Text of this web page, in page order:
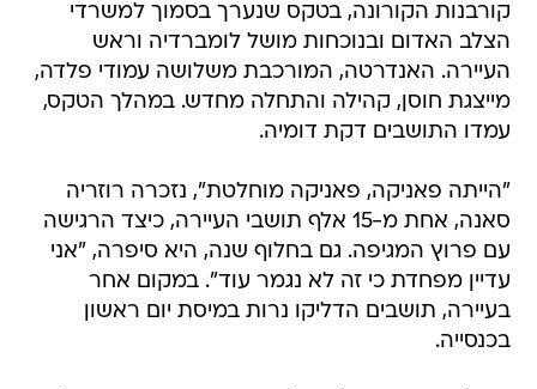
קורבנות הקורונה, בטקס שנערך בסמוך למשרדי
הצלב האדום ובנוכחות מושל לומברדיה וראש
העיירה. האנדרטה, המורכבת משלושה עמודי פלדה,
מייצגת חוסן, קהילה והתחלה מחדש. במהלך הטקס,
עמדו התושבים דקת דומיה.
"הייתה פאניקה, פאניקה מוחלטת", נזכרה רוזריה
סאנה, אחת מ-15 אלף תושבי העיירה, כיצד הרגישה
עם פרוץ המגיפה. גם בחלוף שנה, היא סיפרה, "אני
עדיין מפחדת כי זה לא נגמר עוד". במקום אחר
בעיירה, תושבים הדליקו נרות במיסת יום ראשון
בכנסייה.